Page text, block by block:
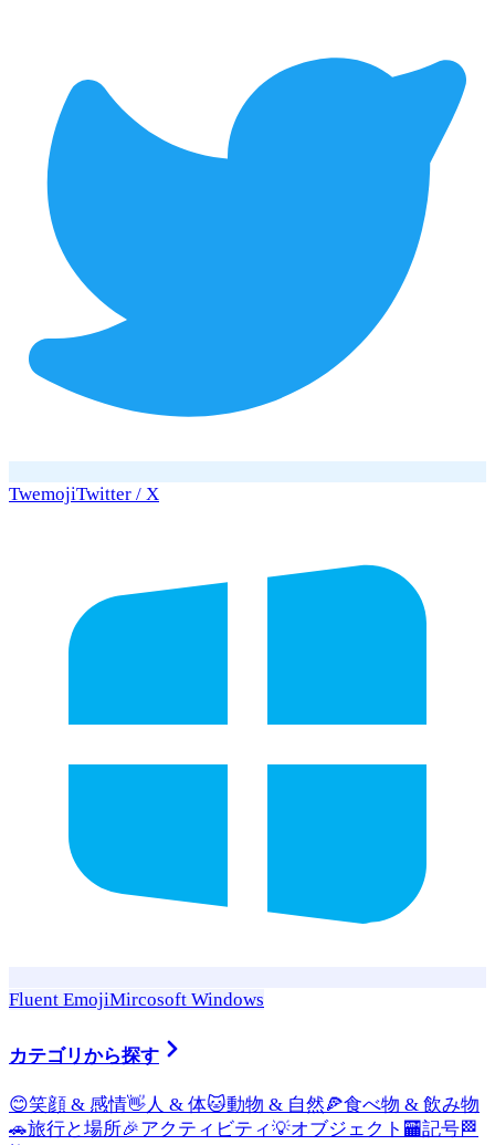
TwemojiTwitter / X
Fluent EmojiMircosoft Windows
カテゴリから探す
😊笑顔 & 感情👋 人 & 体🐱動物 & 自然🍕食べ物 & 飲み物
🚗旅行と場所🎉アクティビティ💡オブジェクト 🏧記号🏁